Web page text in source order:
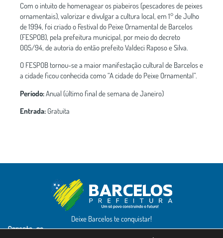
Com o intuito de homenagear os piabeiros (pescadores de peixes
ornamentais), valorizar e divulgar a cultura local, em 1° de Julho
de 1994, foi criado o Festival do Peixe Ornamental de Barcelos
(FESPOB), pela prefeitura municipal, por meio do decreto
005/94, de autoria do então prefeito Valdeci Raposo e Silva.
O FESPOB tornou-se a maior manifestação cultural de Barcelos e
a cidade ficou conhecida como “A cidade do Peixe Ornamental”.
Período:Anual (último final de semana de Janeiro)
Entrada: Gratuita
Deixe Barcelos te conquistar!
Conecte-se